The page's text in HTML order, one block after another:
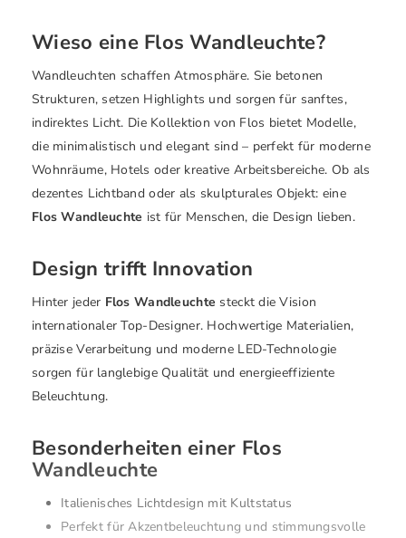
Wieso eine Flos Wandleuchte?
Wandleuchten schaffen Atmosphäre. Sie betonen
Strukturen, setzen Highlights und sorgen für sanftes,
indirektes Licht. Die Kollektion von Flos bietet Modelle,
die minimalistisch und elegant sind – perfekt für moderne
Wohnräume, Hotels oder kreative Arbeitsbereiche. Ob als
dezentes Lichtband oder als skulpturales Objekt: eine
Flos Wandleuchte ist für Menschen, die Design lieben.
Design trifft Innovation
Hinter jeder Flos Wandleuchte steckt die Vision
internationaler Top-Designer. Hochwertige Materialien,
präzise Verarbeitung und moderne LED-Technologie
sorgen für langlebige Qualität und energieeffiziente
Beleuchtung.
Besonderheiten einer Flos
Wandleuchte
Italienisches Lichtdesign mit Kultstatus
Perfekt für Akzentbeleuchtung und stimmungsvolle